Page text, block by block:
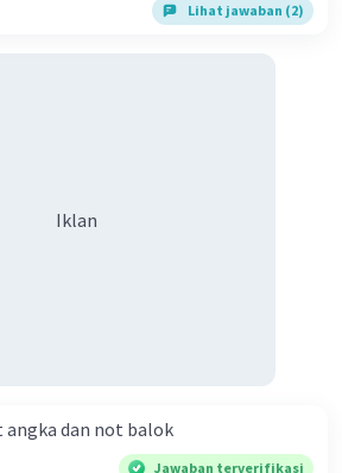
Lihat jawaban (2)
Iklan
dan not balok​
Jawaban terverifikasi